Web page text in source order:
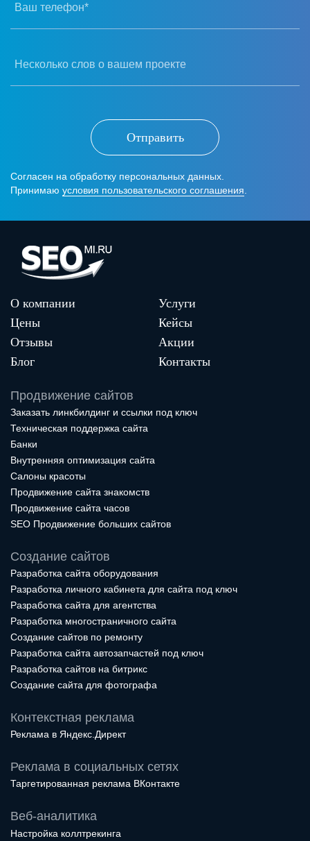
Ваш телефон*
Несколько слов о вашем проекте
Отправить
Согласен на обработку персональных данных.
Принимаю условия пользовательского соглашения
О компании
Услуги
Цены
Кейсы
Отзывы
Акции
Блог
Контакты
Продвижение сайтов
Заказать линкбилдинг и ссылки под ключ
Техническая поддержка сайта
Банки
Внутренняя оптимизация сайта
Салоны красоты
Продвижение сайта знакомств
Продвижение сайта часов
SEO Продвижение больших сайтов
Создание сайтов
Разработка сайта оборудования
Разработка личного кабинета для сайта под ключ
Разработка сайта для агентства
Разработка многостраничного сайта
Создание сайтов по ремонту
Разработка сайта автозапчастей под ключ
Разработка сайтов на битрикс
Создание сайта для фотографа
Контекстная реклама
Реклама в Яндекс.Директ
Реклама в социальных сетях
Таргетированная реклама ВКонтакте
Веб-аналитика
Настройка коллтрекинга